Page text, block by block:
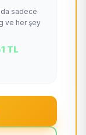
sadece
ve her şey
TL